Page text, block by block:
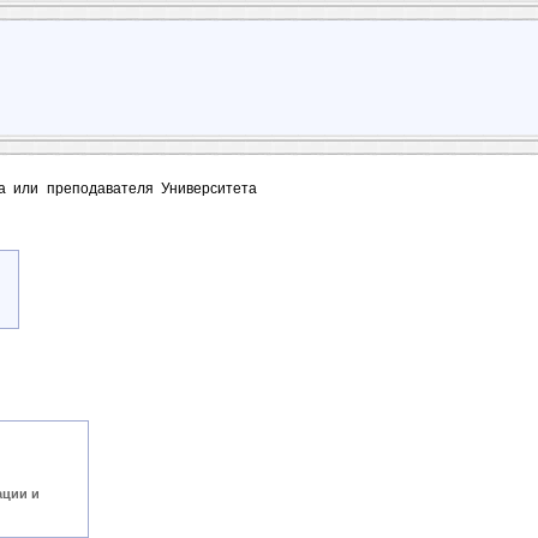
или преподавателя Университета
и